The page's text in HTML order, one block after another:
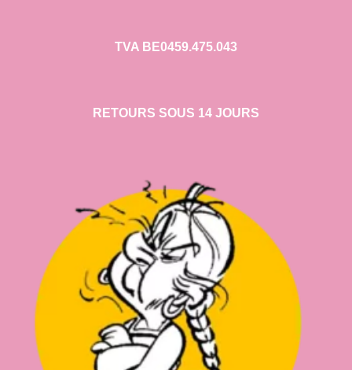
TVA BE0459.475.043
RETOURS SOUS 14 JOURS